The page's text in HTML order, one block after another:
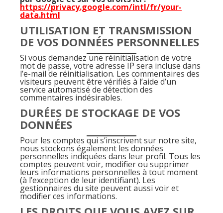
https://privacy.google.com/intl/fr/your-
data.html
UTILISATION ET TRANSMISSION
DE VOS DONNÉES PERSONNELLES
Si vous demandez une réinitialisation de votre
mot de passe, votre adresse IP sera incluse dans
l’e-mail de réinitialisation. Les commentaires des
visiteurs peuvent être vérifiés à l’aide d’un
service automatisé de détection des
commentaires indésirables.
DURÉES DE STOCKAGE DE VOS
DONNÉES
Pour les comptes qui s’inscrivent sur notre site,
nous stockons également les données
personnelles indiquées dans leur profil. Tous les
comptes peuvent voir, modifier ou supprimer
leurs informations personnelles à tout moment
(à l’exception de leur identifiant). Les
gestionnaires du site peuvent aussi voir et
modifier ces informations.